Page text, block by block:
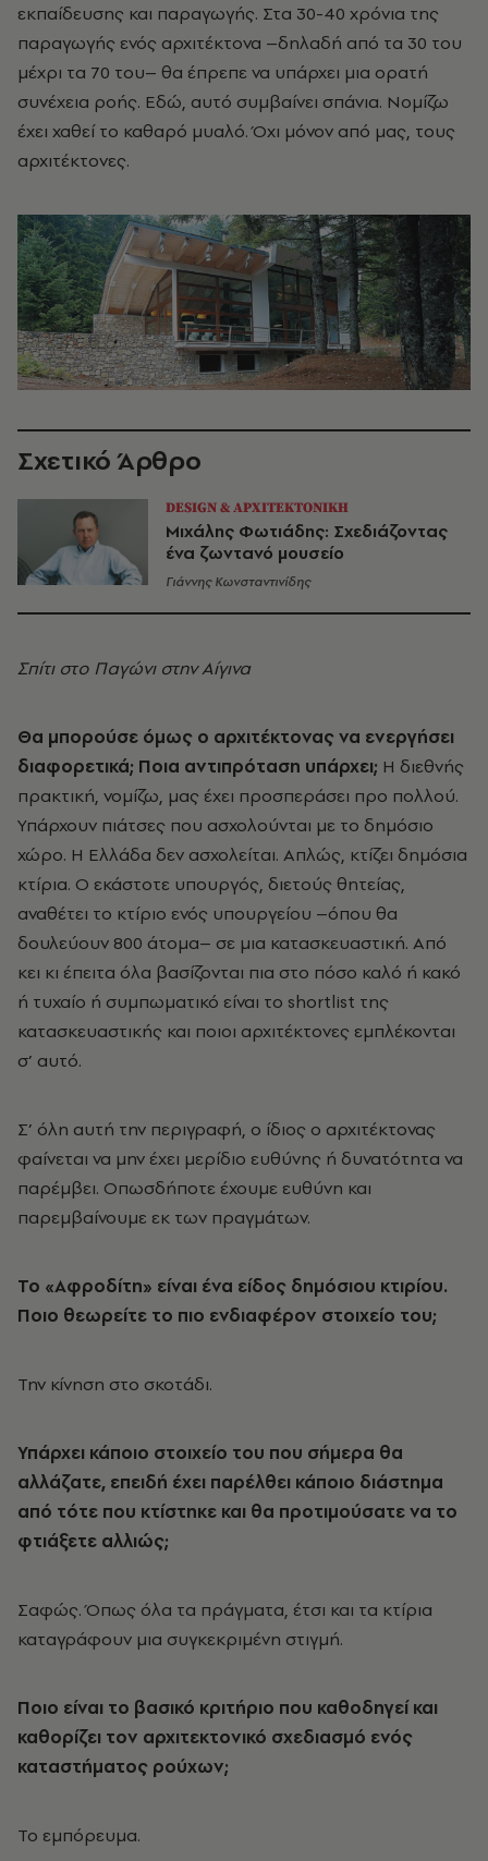
εκπαίδευσης και παραγωγής. Στα 30-40 χρόνια της
παραγωγής ενός αρχιτέκτονα –δηλαδή από τα 30 του
μέχρι τα 70 του– θα έπρεπε να υπάρχει μια ορατή
συνέχεια ροής. Εδώ, αυτό συμβαίνει σπάνια. Νομίζω
έχει χαθεί το καθαρό μυαλό. Όχι μόνον από μας, τους
αρχιτέκτονες.
Σχετικό Άρθρο
DESIGN & ΑΡΧΙΤΕΚΤΟΝΙΚΗ
Μιχάλης Φωτιάδης: Σχεδιάζοντας
ένα ζωντανό μουσείο
Γιάννης Κωνσταντινίδης
Σπίτι στο Παγώνι στην Αίγινα
Θα μπορούσε όμως ο αρχιτέκτονας να ενεργήσει
διαφορετικά; Ποια αντιπρόταση υπάρχει; Η διεθνής
πρακτική, νομίζω, μας έχει προσπεράσει προ πολλού.
Υπάρχουν πιάτσες που ασχολούνται με το δημόσιο
χώρο. Η Ελλάδα δεν ασχολείται. Απλώς, κτίζει δημόσια
κτίρια. Ο εκάστοτε υπουργός, διετούς θητείας,
αναθέτει το κτίριο ενός υπουργείου –όπου θα
δουλεύουν 800 άτομα– σε μια κατασκευαστική. Από
κει κι έπειτα όλα βασίζονται πια στο πόσο καλό ή κακό
ή τυχαίο ή συμπωματικό είναι το shortlist της
κατασκευαστικής και ποιοι αρχιτέκτονες εμπλέκονται
σ’ αυτό.
Σ’ όλη αυτή την περιγραφή, ο ίδιος ο αρχιτέκτονας
φαίνεται να μην έχει μερίδιο ευθύνης ή δυνατότητα να
παρέμβει. Οπωσδήποτε έχουμε ευθύνη και
παρεμβαίνουμε εκ των πραγμάτων.
Το «Αφροδίτη» είναι ένα είδος δημόσιου κτιρίου.
Ποιο θεωρείτε το πιο ενδιαφέρον στοιχείο του;
Την κίνηση στο σκοτάδι.
Υπάρχει κάποιο στοιχείο του που σήμερα θα
αλλάζατε, επειδή έχει παρέλθει κάποιο διάστημα
από τότε που κτίστηκε και θα προτιμούσατε να το
φτιάξετε αλλιώς;
Σαφώς. Όπως όλα τα πράγματα, έτσι και τα κτίρια
καταγράφουν μια συγκεκριμένη στιγμή.
Ποιο είναι το βασικό κριτήριο που καθοδηγεί και
καθορίζει τον αρχιτεκτονικό σχεδιασμό ενός
καταστήματος ρούχων;
Το εμπόρευμα.